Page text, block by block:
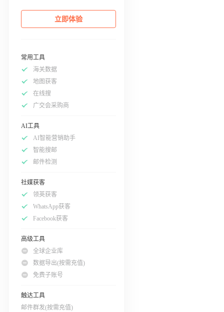
立即体验
常用工具
海关数据
地图获客
在线搜
广交会采购商
AI工具
AI智能营销助手
智能搜邮
邮件检测
社媒获客
领英获客
WhatsApp获客
Facebook获客
高级工具
全球企业库
数据导出(按需充值)
免费子账号
触达工具
邮件群发(按需充值)